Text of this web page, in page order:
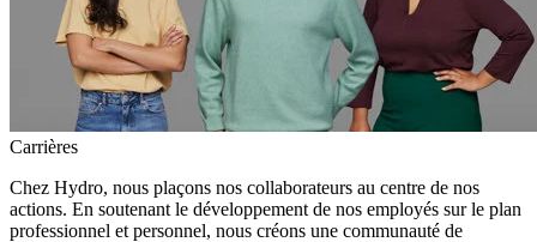
Carrières
Chez Hydro, nous plaçons nos collaborateurs au centre de nos
actions. En soutenant le développement de nos employés sur le plan
professionnel et personnel, nous créons une communauté de